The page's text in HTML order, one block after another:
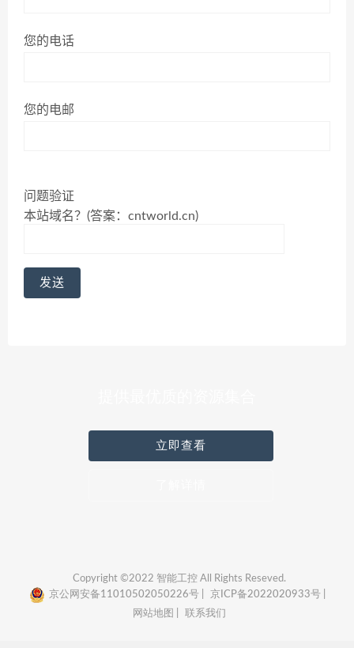
您的电话
您的电邮
问题验证
本站域名？(答案：cntworld.cn)
立即查看
Copyright ©2022 智能工控 All Rights Reseved.
京公网安备11010502050226号 |
京ICP备2022020933号 |
网站地图 |
联系我们